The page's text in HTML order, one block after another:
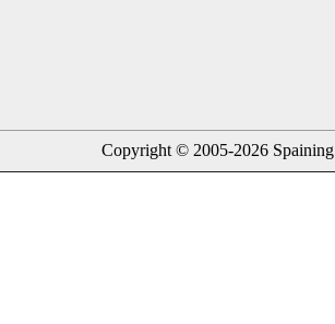
Copyright © 2005-2026